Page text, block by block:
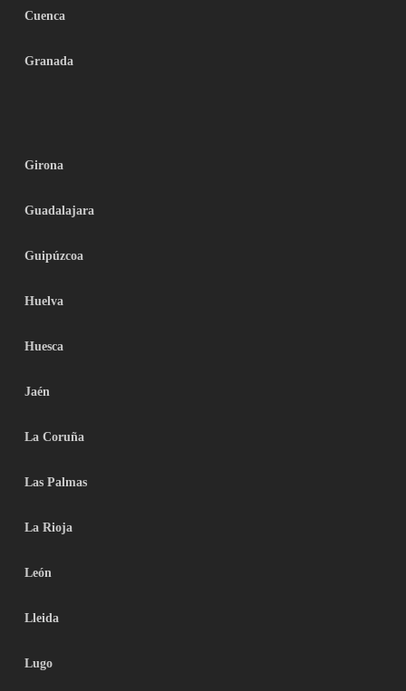
Cuenca
Granada
Girona
Guadalajara
Guipúzcoa
Huelva
Huesca
Jaén
La Coruña
Las Palmas
La Rioja
León
Lleida
Lugo